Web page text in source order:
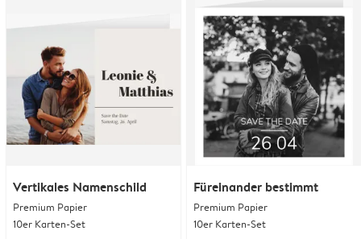
Vertikales Namenschild
Premium Papier
10er Karten-Set
Füreinander bestimmt
Premium Papier
10er Karten-Set